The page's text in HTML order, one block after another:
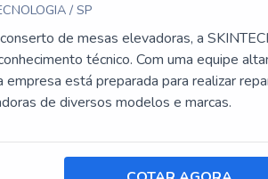
/ SP
de mesas elevadoras, a
técnico. Com uma equipe
empresa está preparada para realizar
de diversos modelos e marcas.